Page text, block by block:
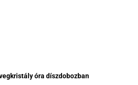
óra díszdobozban